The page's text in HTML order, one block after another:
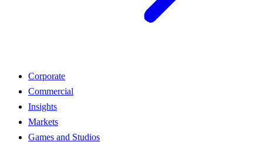
Corporate
Commercial
Insights
Markets
Games and Studios